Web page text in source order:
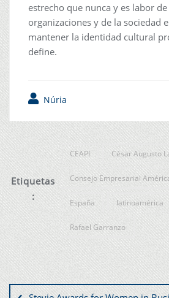
estrecho que nunca y es labor
organizaciones y de la sociedad
mantener la identidad cultural
define.
Núria
Etiquetas
:
CEAPI César Augusto
Consejo Empresarial
España latinoamérica
Rafael Garranzo